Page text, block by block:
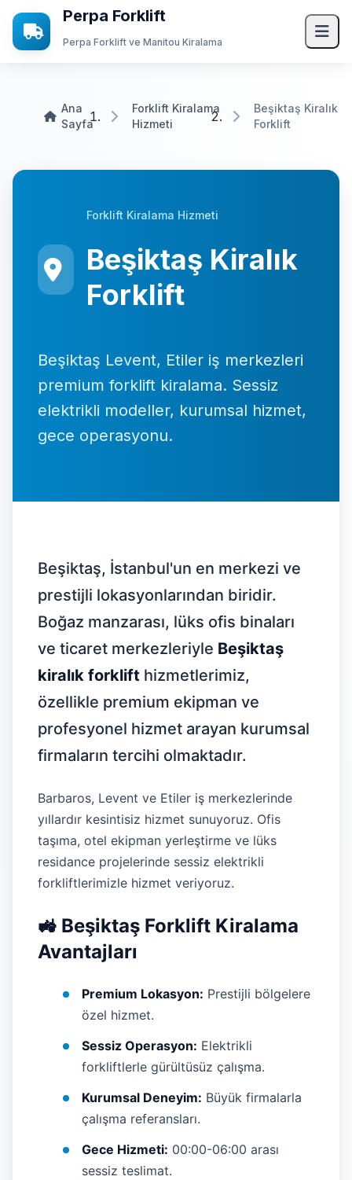
Perpa Forklift
Perpa Forklift ve Manitou Kiralama
Hizmetlerimiz
Manitou Kiralama
Transpalet Kiralama
Mini Yükleyici Bobcat Kiralama
JCB Kiralama
İletişim
0537 664 48 37
Ana
Sayfa
Forklift Kiralama
Hizmeti
Beşiktaş Kiralık
Forklift
Forklift Kiralama Hizmeti
Beşiktaş Kiralık
Forklift
Beşiktaş Levent, Etiler iş merkezleri
premium forklift kiralama. Sessiz
elektrikli modeller, kurumsal hizmet,
gece operasyonu.
Beşiktaş, İstanbul'un en merkezi ve
prestijli lokasyonlarından biridir.
Boğaz manzarası, lüks ofis binaları
ve ticaret merkezleriyle Beşiktaş
kiralık forklift hizmetlerimiz,
özellikle premium ekipman ve
profesyonel hizmet arayan kurumsal
firmaların tercihi olmaktadır.
Barbaros, Levent ve Etiler iş merkezlerinde
yıllardır kesintisiz hizmet sunuyoruz. Ofis
taşıma, otel ekipman yerleştirme ve lüks
residance projelerinde sessiz elektrikli
forkliftlerimizle hizmet veriyoruz.
🚜 Beşiktaş Forklift Kiralama
Avantajları
Premium Lokasyon: Prestijli bölgelere
özel hizmet.
Sessiz Operasyon: Elektrikli
forkliftlerle gürültüsüz çalışma.
Kurumsal Deneyim: Büyük firmalarla
çalışma referansları.
Gece Hizmeti: 00:00-06:00 arası
sessiz teslimat.